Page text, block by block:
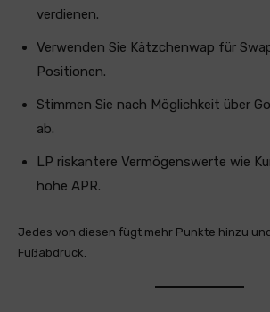
verdienen.
Verwenden Sie Kätzchenwap für
Positionen.
Stimmen Sie nach Möglichkeit über
ab.
LP riskantere Vermögenswerte wie
hohe APR.
Jedes von diesen fügt mehr Punkte hinzu
Fußabdruck.